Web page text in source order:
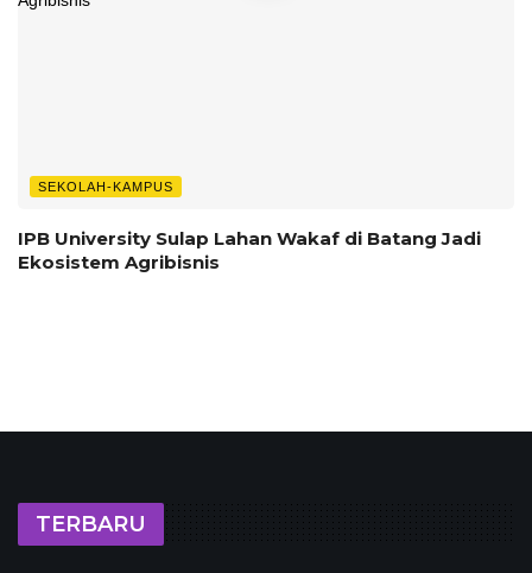
SEKOLAH-KAMPUS
IPB University Sulap Lahan Wakaf di Batang Jadi
Ekosistem Agribisnis
TERBARU